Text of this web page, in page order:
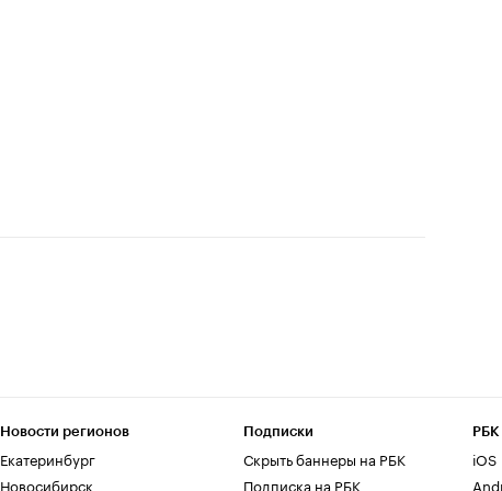
Новости регионов
Екатеринбург
Новосибирск
Подписки
Скрыть баннеры на РБК
Подписка на РБК
РБК
iOS